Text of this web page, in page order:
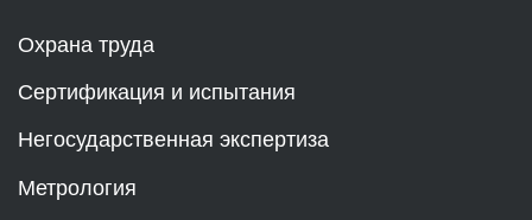
Охрана труда
Сертификация и испытания
Негосударственная экспертиза
Метрология